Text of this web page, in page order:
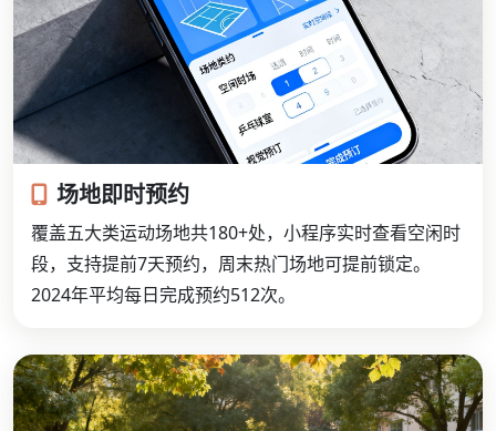
场地即时预约
覆盖五大类运动场地共180+处，小程序实时查看空闲时
段，支持提前7天预约，周末热门场地可提前锁定。
2024年平均每日完成预约512次。